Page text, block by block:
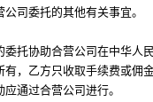
公司委托的其他有关事宜。
委托协助合营公司在中华
有，乙方只收取手续费或佣
通过合营公司进行。